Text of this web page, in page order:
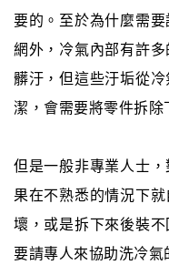
要的。至於為什麼需
網外，冷氣內部有許
髒汙，但這些汙垢從
潔，會需要將零件拆除
但是一般非專業人士
果在不熟悉的情況下
壞，或是拆下來後裝
要請專人來協助洗冷氣